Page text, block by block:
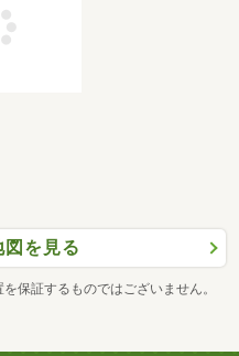
図を見る
保証するものではございません。